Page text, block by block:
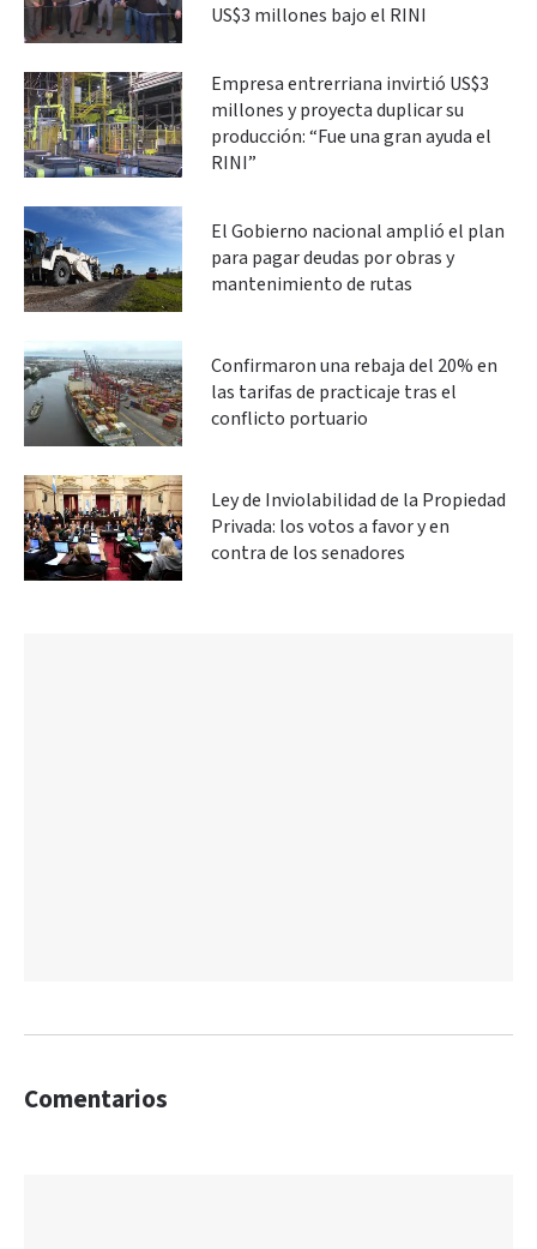
US$3 millones bajo el RINI
Empresa entrerriana invirtió US$3
millones y proyecta duplicar su
producción: “Fue una gran ayuda el
RINI”
El Gobierno nacional amplió el plan
para pagar deudas por obras y
mantenimiento de rutas
Confirmaron una rebaja del 20% en
las tarifas de practicaje tras el
conflicto portuario
Ley de Inviolabilidad de la Propiedad
Privada: los votos a favor y en
contra de los senadores
Comentarios